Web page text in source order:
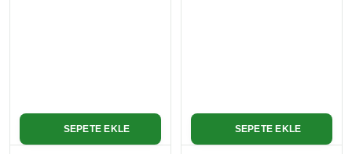
SEPETE EKLE SEPETE EKLE